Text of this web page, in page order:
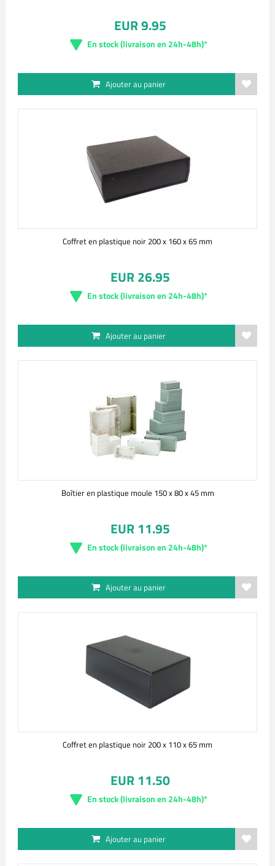
EUR 9.95
En stock (livraison en 24h-48h)*
Ajouter au panier
Coffret en plastique noir 200 x 160 x 65 mm
EUR 26.95
En stock (livraison en 24h-48h)*
Ajouter au panier
Boîtier en plastique moule 150 x 80 x 45 mm
EUR 11.95
En stock (livraison en 24h-48h)*
Ajouter au panier
Coffret en plastique noir 200 x 110 x 65 mm
EUR 11.50
En stock (livraison en 24h-48h)*
Ajouter au panier